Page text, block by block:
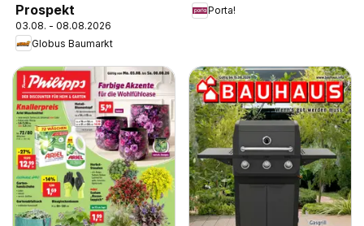
Prospekt
03.08. - 08.08.2026
Globus Baumarkt
Porta!